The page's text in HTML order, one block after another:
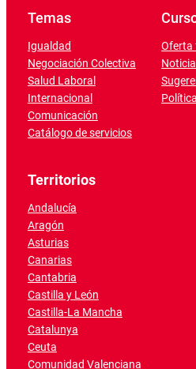
Temas
Igualdad
Negociación Colectiva
Salud Laboral
Internacional
Comunicación
Catálogo de servicios
Oferta
Territorios
Andalucía
Aragón
Asturias
Canarias
Cantabria
Castilla y León
Castilla-La Mancha
Catalunya
Ceuta
Comunidad Valenciana